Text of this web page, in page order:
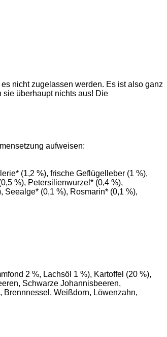
nicht zugelassen werden. Es ist also ganz
sie überhaupt nichts aus! Die
aufweisen:
(1,2 %), frische Geflügelleber (1 %),
%), Petersilienwurzel* (0,4 %),
Seealge* (0,1 %), Rosmarin* (0,1 %),
2 %, Lachsöl 1 %), Kartoffel (20 %),
Schwarze Johannisbeeren,
Brennnessel, Weißdorn, Löwenzahn,